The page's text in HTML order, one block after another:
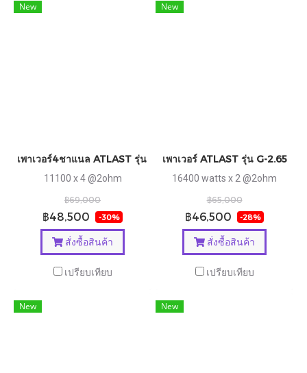
New
เพาเวอร์4ชาแนล ATLAST รุ่น G-4.45
11100 x 4 @2ohm
฿69,000
฿48,500 -30%
สั่งซื้อสินค้า
เปรียบเทียบ
New
เพาเวอร์ ATLAST รุ่น G-2.65
16400 watts x 2 @2ohm
฿65,000
฿46,500 -28%
สั่งซื้อสินค้า
เปรียบเทียบ
New New